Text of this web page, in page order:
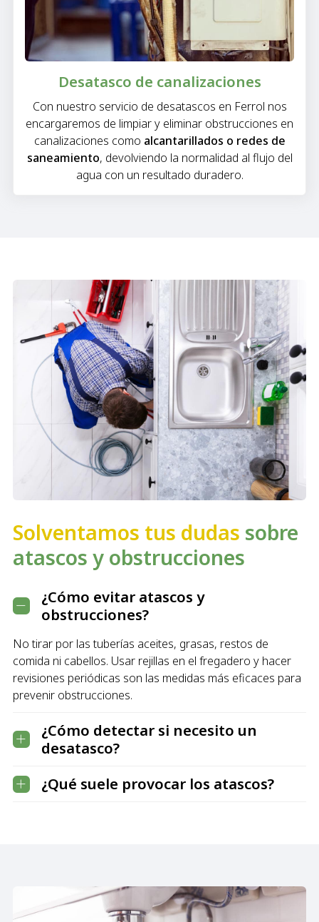
Desatasco de canalizaciones
Con nuestro servicio de desatascos en Ferrol nos
encargaremos de limpiar y eliminar obstrucciones en
canalizaciones como alcantarillados o redes de
saneamiento, devolviendo la normalidad al flujo del
agua con un resultado duradero.
Solventamos tus dudas sobre
atascos y obstrucciones
¿Cómo evitar atascos y
obstrucciones?
No tirar por las tuberías aceites, grasas, restos de
comida ni cabellos. Usar rejillas en el fregadero y hacer
revisiones periódicas son las medidas más eficaces para
prevenir obstrucciones.
¿Cómo detectar si necesito un
desatasco?
¿Qué suele provocar los atascos?